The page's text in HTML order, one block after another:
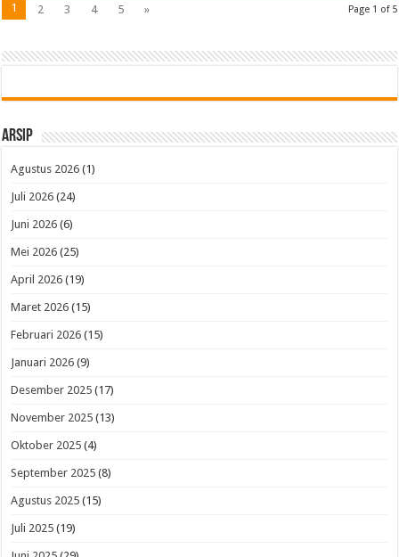
Page 1 of 5
1 2 3 4 5 »
Arsip
Agustus 2026 (1)
Juli 2026 (24)
Juni 2026 (6)
Mei 2026 (25)
April 2026 (19)
Maret 2026 (15)
Februari 2026 (15)
Januari 2026 (9)
Desember 2025 (17)
November 2025 (13)
Oktober 2025 (4)
September 2025 (8)
Agustus 2025 (15)
Juli 2025 (19)